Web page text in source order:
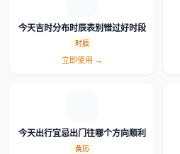
今天吉时分布时辰表别错过好时段
时辰
立即使用 →
今天出行宜忌出门往哪个方向顺利
黄历